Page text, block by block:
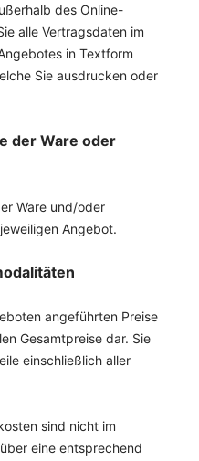
des Online-
alle Vertragsdaten im
in Textform
Sie ausdrucken oder
der Ware oder
Ware und/oder
Angebot.
angeführten Preise
Gesamtpreise dar. Sie
einschließlich aller
sind nicht im
eine entsprechend